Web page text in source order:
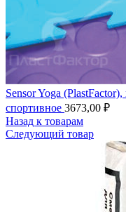
Sensor Yoga
спортивное 3673,00 ₽
Назад к товарам
Следующий товар